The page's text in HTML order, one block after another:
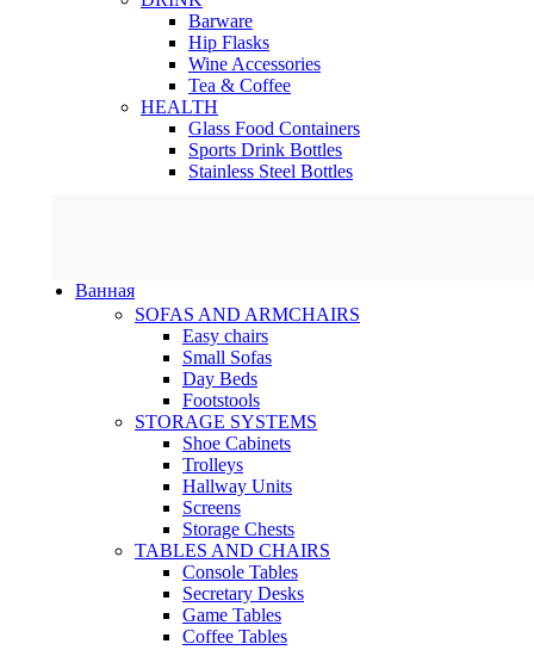
Barware
Hip Flasks
Wine Accessories
Tea & Coffee
HEALTH
Glass Food Containers
Sports Drink Bottles
Stainless Steel Bottles
Ванная
SOFAS AND ARMCHAIRS
Easy chairs
Small Sofas
Day Beds
Footstools
STORAGE SYSTEMS
Shoe Cabinets
Trolleys
Hallway Units
Screens
Storage Chests
TABLES AND CHAIRS
Console Tables
Secretary Desks
Game Tables
Coffee Tables